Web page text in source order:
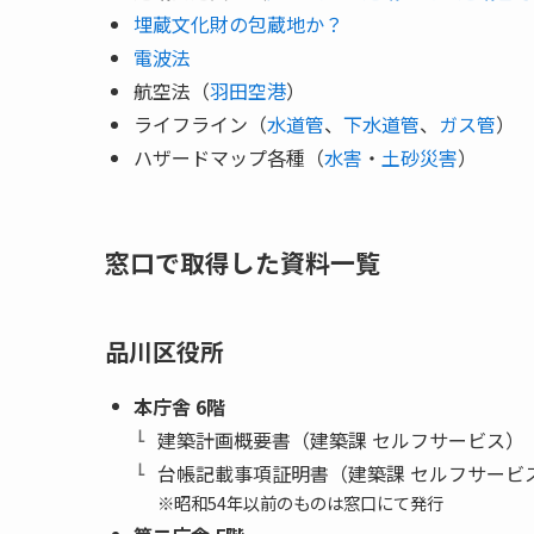
埋蔵文化財の包蔵地か？
電波法
航空法（羽田空港）
ライフライン（水道管、 下水道管、 ガス管）
ハザードマップ各種（水害 ・ 土砂災害）
窓口で取得した資料一覧
品川区役所
本庁舎 6階
建築計画概要書（建築課 セルフサービス）
台帳記載事項証明書（建築課 セルフサービ
※昭和54年以前のものは窓口にて発行